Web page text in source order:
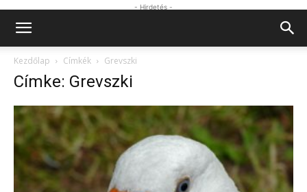
- Hirdetés -
Kezdőlap Címkék Grevszki
Címke: Grevszki